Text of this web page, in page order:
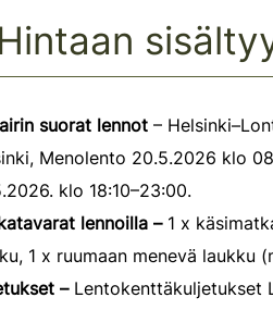
Hintaan
suorat lennot –
Menolento 20.5.2026 klo
klo 18:10–23:00.
lennoilla –1 x
1 x ruumaan menevä laukku
– Lentokenttäkuljetukset